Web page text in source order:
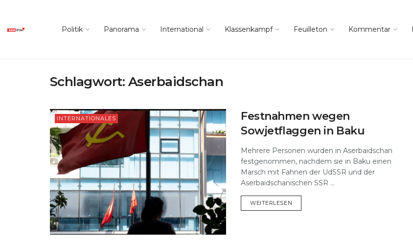
Politik Panorama International Klassenkampf Feuilleton Kommentar
Schlagwort: Aserbaidschan
INTERNATIONALES
Festnahmen wegen
Sowjetflaggen in Baku
Mehrere Personen wurden in Aserbaidschan
festgenommen, nachdem sie in Baku einen
Marsch mit Fahnen der UdSSR und der
Aserbaidschanischen SSR ...
WEITERLESEN